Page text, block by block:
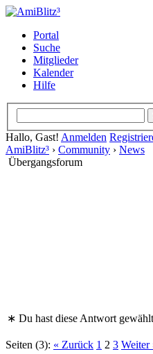
Portal
Suche
Mitglieder
Kalender
Hilfe
Hallo, Gast! Anmelden
AmiBlitz³ › Community › News
Übergangsforum
∗ Du hast diese Antwort
Seiten (3): « Zurück 1 2 3 Weiter